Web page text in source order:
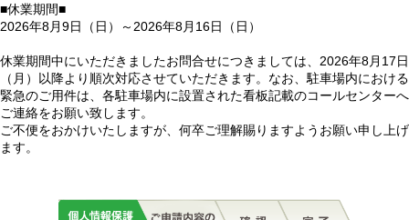
■休業期間■
2026年8月9日（日）～2026年8月16日（日）
休業期間中にいただきましたお問合せにつきましては、2026年8月17日
（月）以降より順次対応させていただきます。なお、駐車場内における
緊急のご用件は、各駐車場内に設置された看板記載のコールセンターへ
ご連絡をお願い致します。
ご不便をおかけいたしますが、何卒ご理解賜りますようお願い申し上げ
ます。